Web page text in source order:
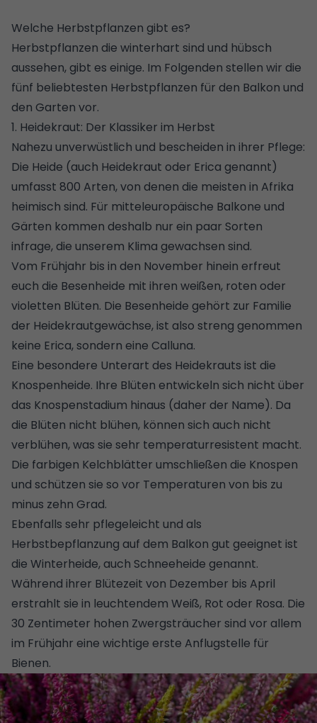
Welche Herbstpflanzen gibt es?
Herbstpflanzen die winterhart sind und hübsch
aussehen, gibt es einige. Im Folgenden stellen wir die
fünf beliebtesten Herbstpflanzen für den Balkon und
den Garten vor.
1. Heidekraut: Der Klassiker im Herbst
Nahezu unverwüstlich und bescheiden in ihrer Pflege:
Die Heide (auch Heidekraut oder Erica genannt)
umfasst 800 Arten, von denen die meisten in Afrika
heimisch sind. Für mitteleuropäische Balkone und
Gärten kommen deshalb nur ein paar Sorten
infrage, die unserem Klima gewachsen sind.
Vom Frühjahr bis in den November hinein erfreut
euch die Besenheide mit ihren weißen, roten oder
violetten Blüten. Die Besenheide gehört zur Familie
der Heidekrautgewächse, ist also streng genommen
keine Erica, sondern eine Calluna.
Eine besondere Unterart des Heidekrauts ist die
Knospenheide. Ihre Blüten entwickeln sich nicht über
das Knospenstadium hinaus (daher der Name). Da
die Blüten nicht blühen, können sich auch nicht
verblühen, was sie sehr temperaturresistent macht.
Die farbigen Kelchblätter umschließen die Knospen
und schützen sie so vor Temperaturen von bis zu
minus zehn Grad.
Ebenfalls sehr pflegeleicht und als
Herbstbepflanzung auf dem Balkon gut geeignet ist
die Winterheide, auch Schneeheide genannt.
Während ihrer Blütezeit von Dezember bis April
erstrahlt sie in leuchtendem Weiß, Rot oder Rosa. Die
30 Zentimeter hohen Zwergsträucher sind vor allem
im Frühjahr eine wichtige erste Anflugstelle für
Bienen.